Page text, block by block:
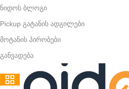
ნიდოს ბლოგი
Pickup გატანის ადგილები
მოტანის პირობები
განვადება